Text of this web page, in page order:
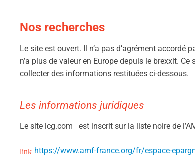
Nos recherches
Le site est ouvert. Il n’a pas d’agrément accordé
n’a plus de valeur en Europe depuis le brexxit.
collecter des informations restituées ci-dessous.
Les informations juridiques
Le site lcg.com est inscrit sur la liste noire de
https://www.amf-france.org/fr/espace-